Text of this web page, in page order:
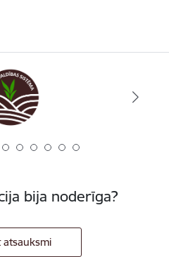
bija noderīga?
atsauksmi